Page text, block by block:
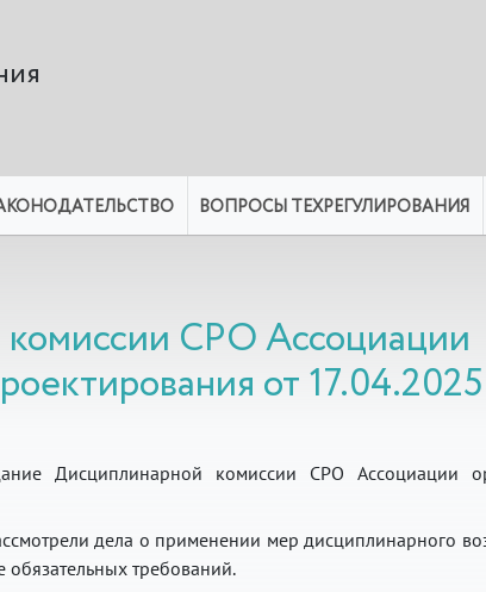
ВОПРОСЫ ТЕХРЕГУЛИРОВАНИЯ
СРО Ассоциации
от 17.04.2025
Дисциплинарной комиссии СРО Ассоциации
дела о применении мер дисциплинарного
требований.